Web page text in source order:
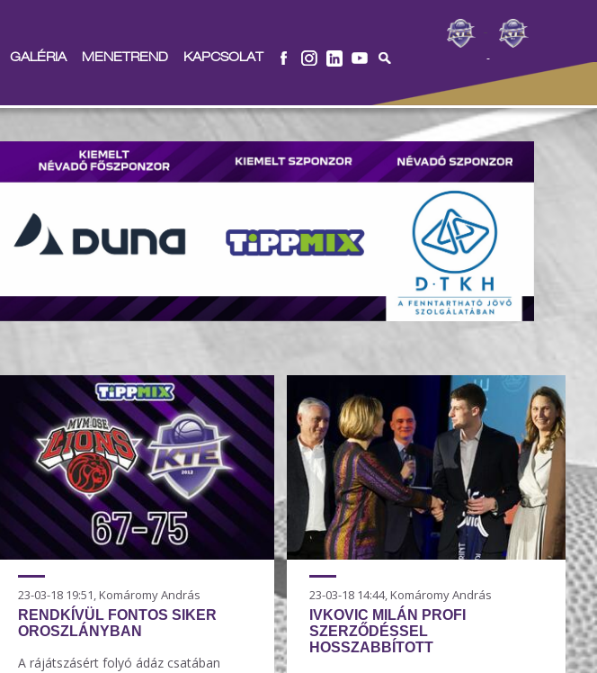
-
GALÉRIA MENETREND KAPCSOLAT
23-03-18 19:51, Komáromy András
RENDKÍVÜL FONTOS SIKER
OROSZLÁNYBAN
A rájátszásért folyó ádáz csatában
23-03-18 14:44, Komáromy András
IVKOVIC MILÁN PROFI
SZERZŐDÉSSEL
HOSSZABBÍTOTT